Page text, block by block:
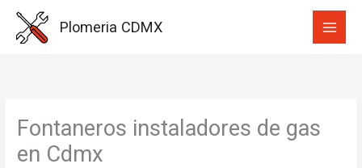
Plomeria CDMX
Fontaneros instaladores de gas
en Cdmx